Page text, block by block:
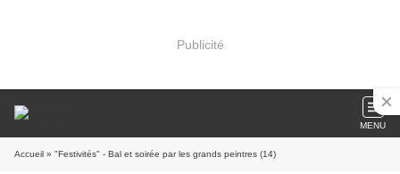
Publicité
MENU
Accueil » "Festivités" - Bal et soirée par les grands peintres (14)